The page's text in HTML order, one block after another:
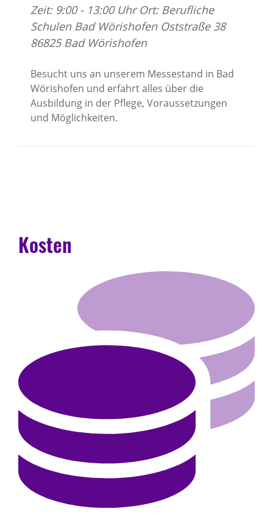
Zeit: 9:00 - 13:00 Uhr Ort: Berufliche
Schulen Bad Wörishofen Oststraße 38
86825 Bad Wörishofen
Besucht uns an unserem Messestand in Bad
Wörishofen und erfahrt alles über die
Ausbildung in der Pflege, Voraussetzungen
und Möglichkeiten.
Kosten